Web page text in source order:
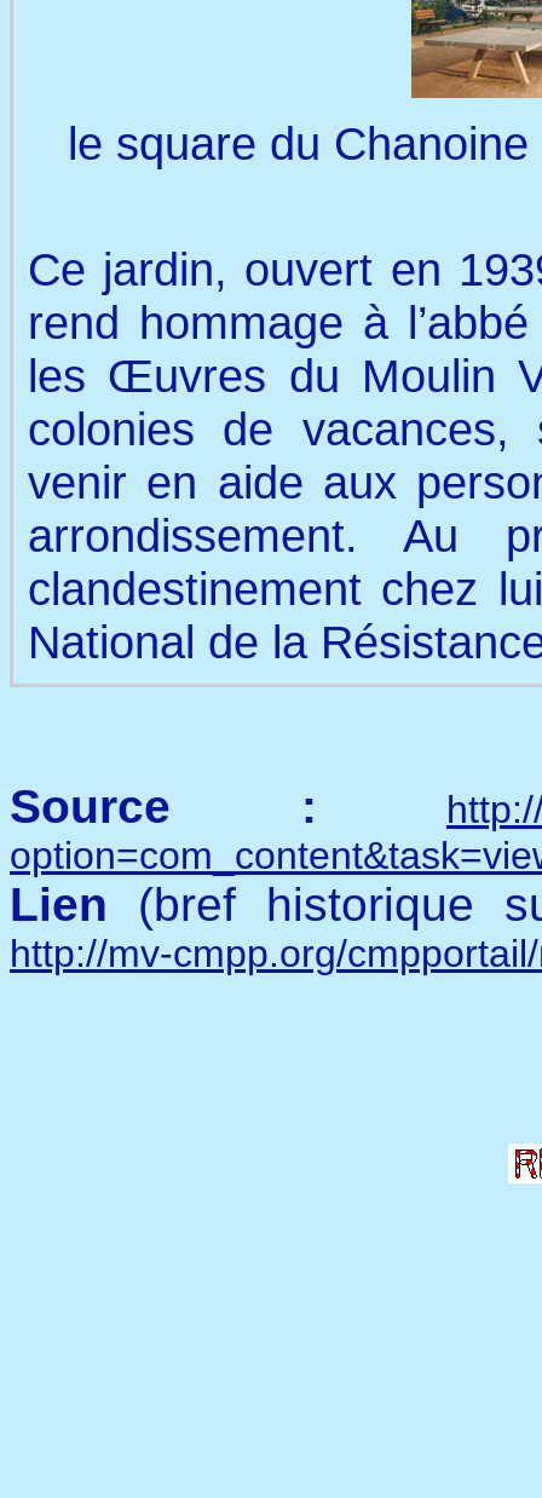
le square du
Ce jardin, ouvert en
rend hommage à
les Œuvres du Moulin
colonies de
venir en aide aux
arrondissement. Au
clandestinement chez
National de la
Source :
Lien (bref historique
http://mv-cmpp.org/